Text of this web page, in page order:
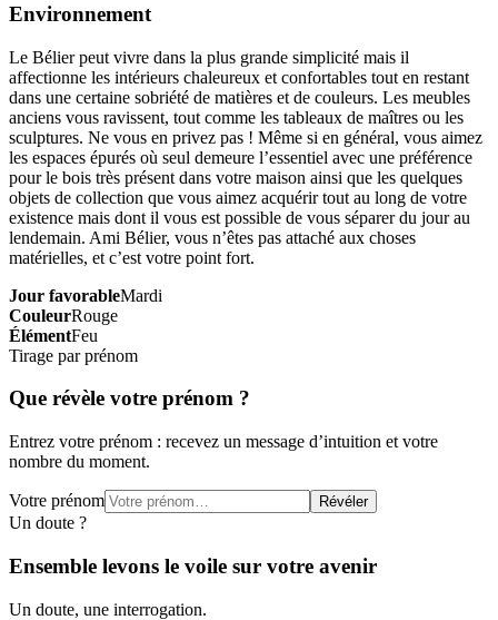
Environnement
Le Bélier peut vivre dans la plus grande simplicité mais il
affectionne les intérieurs chaleureux et confortables tout en restant
dans une certaine sobriété de matières et de couleurs. Les meubles
anciens vous ravissent, tout comme les tableaux de maîtres ou les
sculptures. Ne vous en privez pas ! Même si en général, vous aimez
les espaces épurés où seul demeure l’essentiel avec une préférence
pour le bois très présent dans votre maison ainsi que les quelques
objets de collection que vous aimez acquérir tout au long de votre
existence mais dont il vous est possible de vous séparer du jour au
lendemain. Ami Bélier, vous n’êtes pas attaché aux choses
matérielles, et c’est votre point fort.
Jour favorableMardi
CouleurRouge
ÉlémentFeu
Tirage par prénom
Que révèle votre prénom ?
Entrez votre prénom : recevez un message d’intuition et votre
nombre du moment.
Votre prénom Révéler
Un doute ?
Ensemble levons le voile sur votre avenir
Un doute, une interrogation.